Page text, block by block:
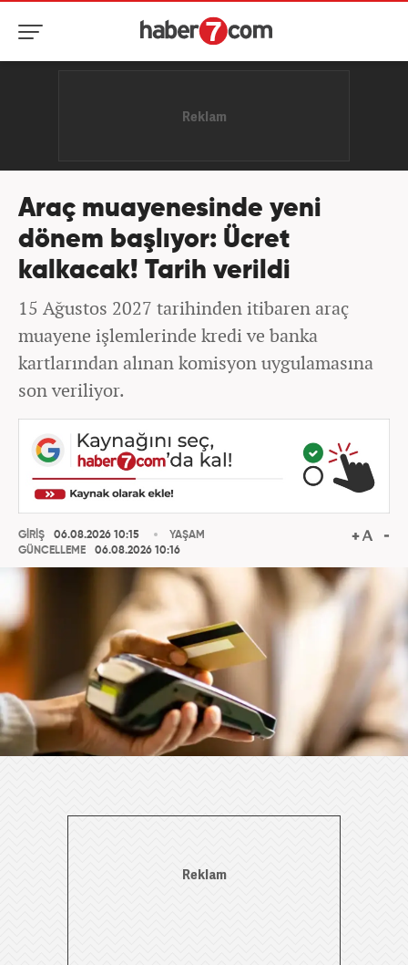
Araç muayenesinde yeni
dönem başlıyor: Ücret
kalkacak! Tarih verildi
15 Ağustos 2027 tarihinden itibaren araç
muayene işlemlerinde kredi ve banka
kartlarından alınan komisyon uygulamasına
son veriliyor.
GİRİŞ
06.08.2026 10:15
GÜNCELLEME
06.08.2026 10:16
YAŞAM